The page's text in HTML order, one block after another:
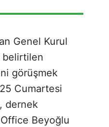
Genel Kurul
belirtilen
görüşmek
Cumartesi
dernek
Beyoğlu